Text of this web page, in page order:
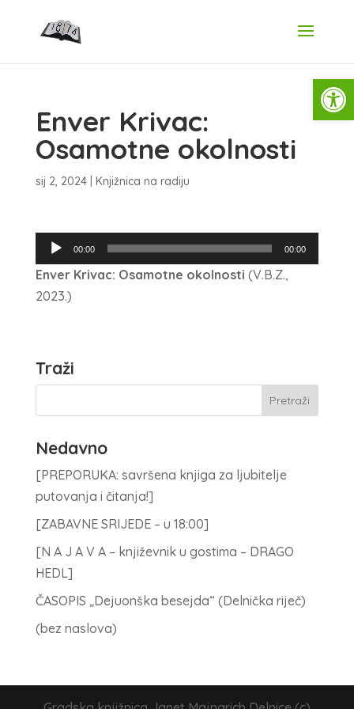
Enver Krivac:
Osamotne okolnosti
sij 2, 2024| Knjižnica na radiju
Reproduktor
audiozapisa
00:00 00:00
Enver Krivac: Osamotne okolnosti (V.B.Z.,
2023.)
Traži
Nedavno
[PREPORUKA: savršena knjiga za ljubitelje
putovanja i čitanja!]
[ZABAVNE SRIJEDE – u 18:00]
[N A J A V A – književnik u gostima – DRAGO
HEDL]
ČASOPIS „Dejuonška besejda“ (Delnička riječ)
(bez naslova)